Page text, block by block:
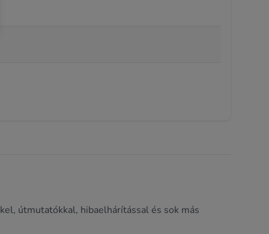
útmutatókkal, hibaelhárítással és sok más